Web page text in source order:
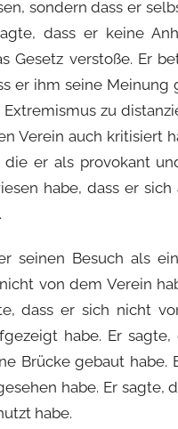
sondern dass er
dass er keine
Gesetz verstoße. Er
er ihm seine Meinung
zu
Verein auch kritisiert
er als provokant
habe, dass er
seinen Besuch als
von dem Verein
dass er sich nicht
habe. Er
Brücke gebaut habe.
habe. Er sagte,
habe.